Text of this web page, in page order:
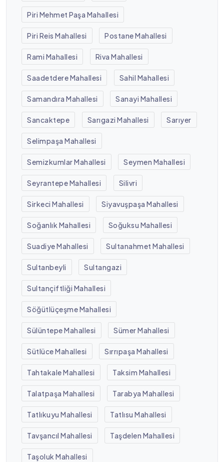
Piri Mehmet Paşa Mahallesi
Piri Reis Mahallesi Postane Mahallesi
Rami Mahallesi Riva Mahallesi
Saadetdere Mahallesi Sahil Mahallesi
Samandıra Mahallesi Sanayi Mahallesi
Sancaktepe Sarıgazi Mahallesi Sarıyer
Selimpaşa Mahallesi
Semizkumlar Mahallesi Seymen Mahallesi
Seyrantepe Mahallesi Silivri
Sirkeci Mahallesi Siyavuşpaşa Mahallesi
Soğanlık Mahallesi Soğuksu Mahallesi
Suadiye Mahallesi Sultanahmet Mahallesi
Sultanbeyli Sultangazi
Sultançiftliği Mahallesi
Söğütlüçeşme Mahallesi
Sülüntepe Mahallesi Sümer Mahallesi
Sütlüce Mahallesi Sırrıpaşa Mahallesi
Tahtakale Mahallesi Taksim Mahallesi
Talatpaşa Mahallesi Tarabya Mahallesi
Tatlıkuyu Mahallesi Tatlısu Mahallesi
Tavşancıl Mahallesi Taşdelen Mahallesi
Taşoluk Mahallesi